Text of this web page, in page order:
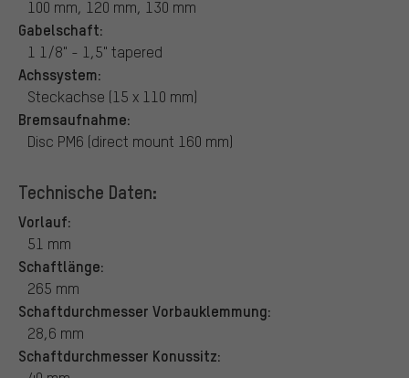
100 mm, 120 mm, 130 mm
Gabelschaft:
1 1/8" - 1,5" tapered
Achssystem:
Steckachse (15 x 110 mm)
Bremsaufnahme:
Disc PM6 (direct mount 160 mm)
Technische Daten:
Vorlauf:
51 mm
Schaftlänge:
265 mm
Schaftdurchmesser Vorbauklemmung:
28,6 mm
Schaftdurchmesser Konussitz: